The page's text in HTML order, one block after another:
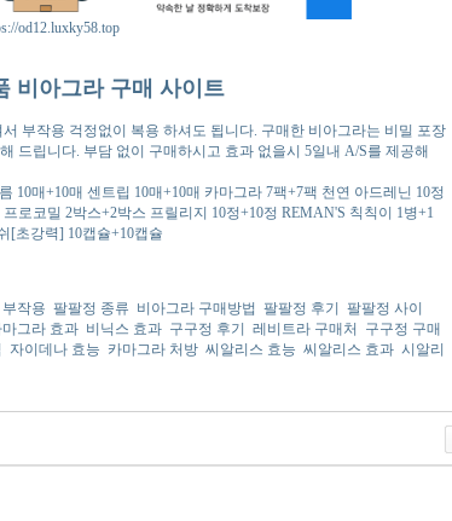
od12.luxky58.top
비아그라 구매 사이트
부작용 걱정없이 복용 하셔도 됩니다. 구매한 비아그라는 비밀 포장
드립니다. 부담 없이 구매하시고 효과 없을시 5일내 A/S를 제공해
10매+10매 센트립 10매+10매 카마그라 7팩+7팩 천연 아드레닌 10정
로코밀 2박스+2박스 프릴리지 10정+10정 REMAN'S 칙칙이 1병+1
[초강력] 10캡슐+10캡슐
작용 팔팔정 종류 비아그라 구매방법 팔팔정 후기
팔팔정 사이
마그라 효과 비닉스 효과 구구정 후기 레비트라 구매처
구구정 구매
자이데나 효능 카마그라 처방 씨알리스 효능 씨알리스 효과 시알리